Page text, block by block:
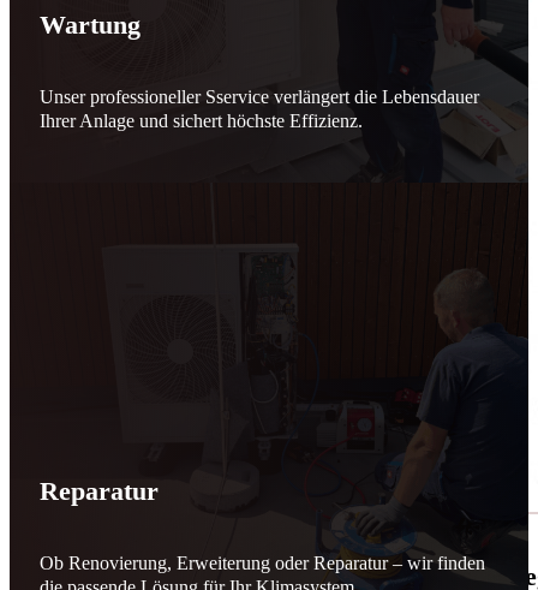
🌬️☀️ Mehr erneuerbare Energie für
Wartung
Unser professioneller Sservice verlängert die Lebensdauer
Ihrer Anlage und sichert höchste Effizienz.
Reparatur
Ob Renovierung, Erweiterung oder Reparatur – wir finden